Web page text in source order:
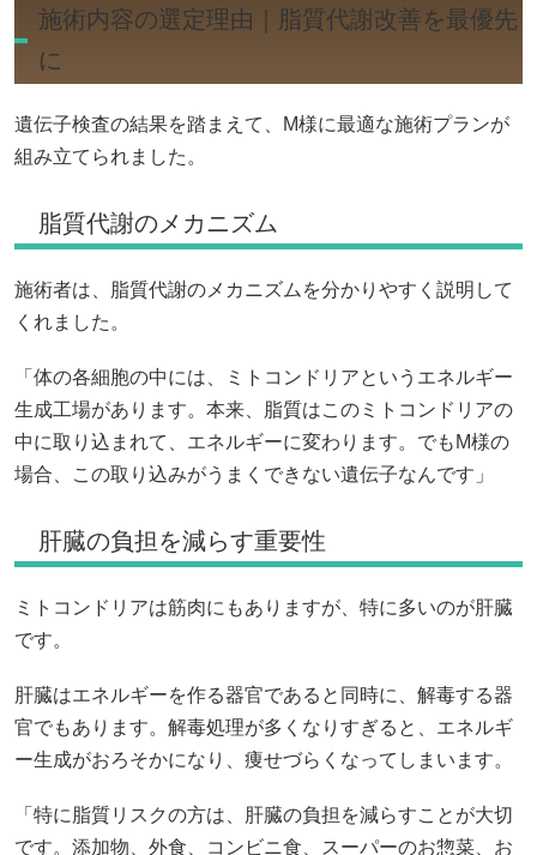
施術内容の選定理由｜脂質代謝改善を最優先
に
遺伝子検査の結果を踏まえて、M様に最適な施術プランが
組み立てられました。
脂質代謝のメカニズム
施術者は、脂質代謝のメカニズムを分かりやすく説明して
くれました。
「体の各細胞の中には、ミトコンドリアというエネルギー
生成工場があります。本来、脂質はこのミトコンドリアの
中に取り込まれて、エネルギーに変わります。でもM様の
場合、この取り込みがうまくできない遺伝子なんです」
肝臓の負担を減らす重要性
ミトコンドリアは筋肉にもありますが、特に多いのが肝臓
です。
肝臓はエネルギーを作る器官であると同時に、解毒する器
官でもあります。解毒処理が多くなりすぎると、エネルギ
ー生成がおろそかになり、痩せづらくなってしまいます。
「特に脂質リスクの方は、肝臓の負担を減らすことが大切
です。添加物、外食、コンビニ食、スーパーのお惣菜、お